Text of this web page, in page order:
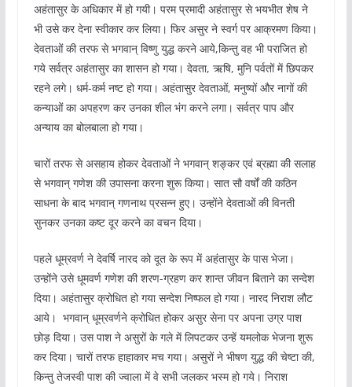
अहंतासुर के अधिकार में हो गयी। परम प्रमादी अहंतासुर से भयभीत शेष ने
भी उसे कर देना स्वीकार कर लिया। फिर असुर ने स्वर्ग पर आक्रमण किया।
देवताओं की तरफ से भगवान् विष्णु युद्ध करने आये,किन्तु वह भी पराजित हो
गये सर्वत्र अहंतासुर का शासन हो गया। देवता, ऋषि, मुनि पर्वतों में छिपकर
रहने लगे। धर्म-कर्म नष्ट हो गया। अहंतासुर देवताओं, मनुष्यों और नागों की
कन्याओं का अपहरण कर उनका शील भंग करने लगा। सर्वत्र पाप और
अन्याय का बोलबाला हो गया।
चारों तरफ से असहाय होकर देवताओं ने भगवान् शङ्कर एवं ब्रह्मा की सलाह
से भगवान् गणेश की उपासना करना शुरू किया। सात सौ वर्षों की कठिन
साधना के बाद भगवान् गणनाथ प्रसन्न हुए। उन्होंने देवताओं की विनती
सुनकर उनका कष्ट दूर करने का वचन दिया।
पहले धूम्रवर्ण ने देवर्षि नारद को दूत के रूप में अहंतासुर के पास भेजा।
उन्होंने उसे धूमवर्ण गणेश की शरण-ग्रहण कर शान्त जीवन बिताने का सन्देश
दिया। अहंतासुर क्रोधित हो गया सन्देश निष्फल हो गया। नारद निराश लौट
आये। भगवान् धूम्रवर्णने क्रोधित होकर असुर सेना पर अपना उग्र पाश
छोड़ दिया। उस पाश ने असुरों के गले में लिपटकर उन्हें यमलोक भेजना शुरू
कर दिया। चारों तरफ हाहाकार मच गया। असुरों ने भीषण युद्ध की चेष्टा की,
किन्तु तेजस्वी पाश की ज्वाला में वे सभी जलकर भस्म हो गये। निराश